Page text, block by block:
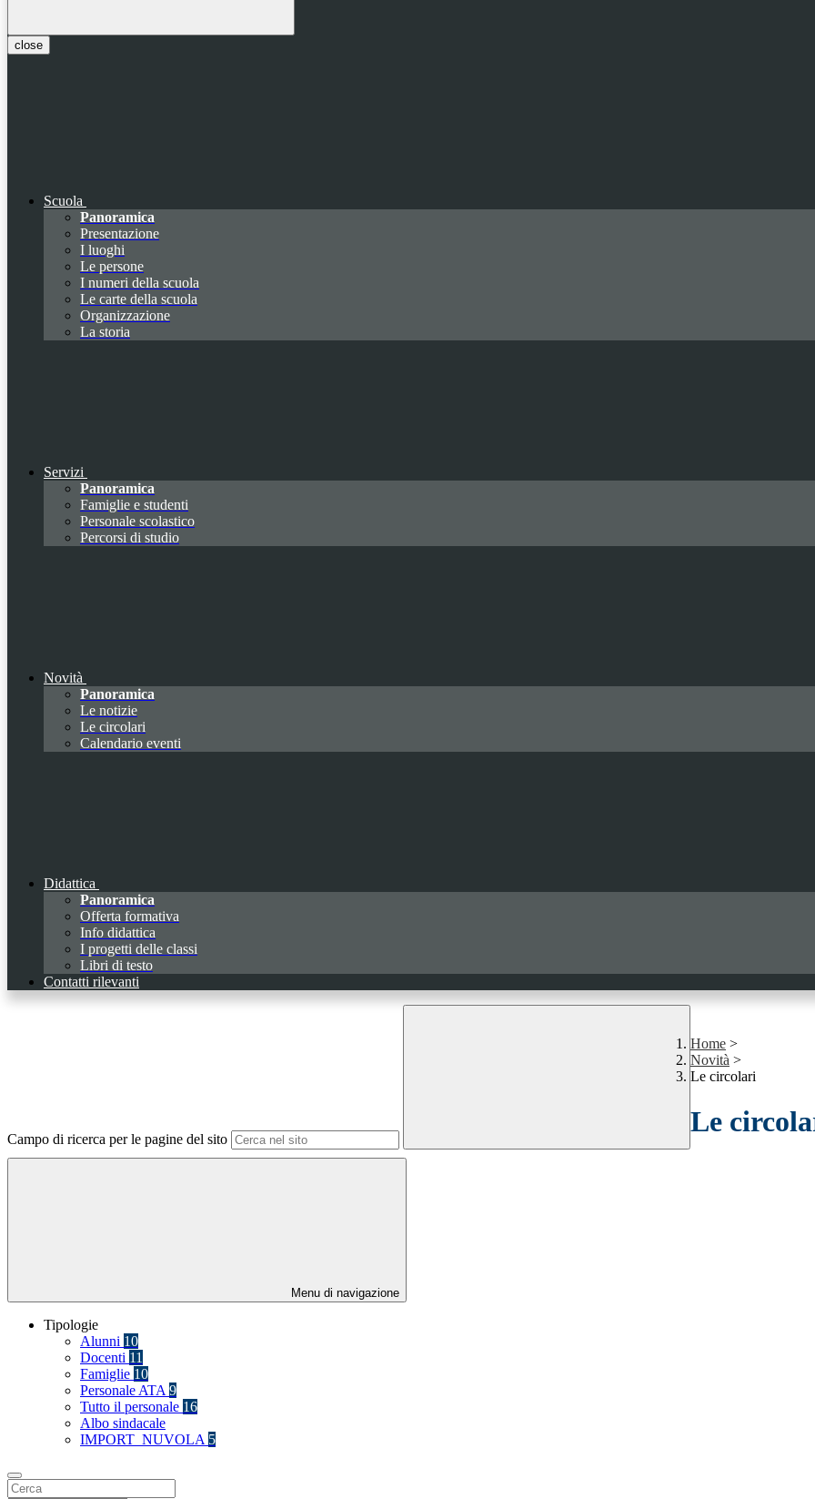
close
Scuola
Panoramica
Presentazione
I luoghi
Le persone
I numeri della scuola
Le carte della scuola
Organizzazione
La storia
Servizi
Panoramica
Famiglie e studenti
Personale scolastico
Percorsi di studio
Novità
Panoramica
Le notizie
Le circolari
Calendario eventi
Didattica
Panoramica
Offerta formativa
Info didattica
I progetti delle classi
Libri di testo
Contatti rilevanti
Campo di ricerca per le pagine del sito
Home >
Novità >
Le circolari
Le
Menu di navigazione
Tipologie
Alunni 10
Docenti 11
Famiglie 10
Personale ATA 9
Tutto il personale 16
Albo sindacale
IMPORT_NUVOLA 5